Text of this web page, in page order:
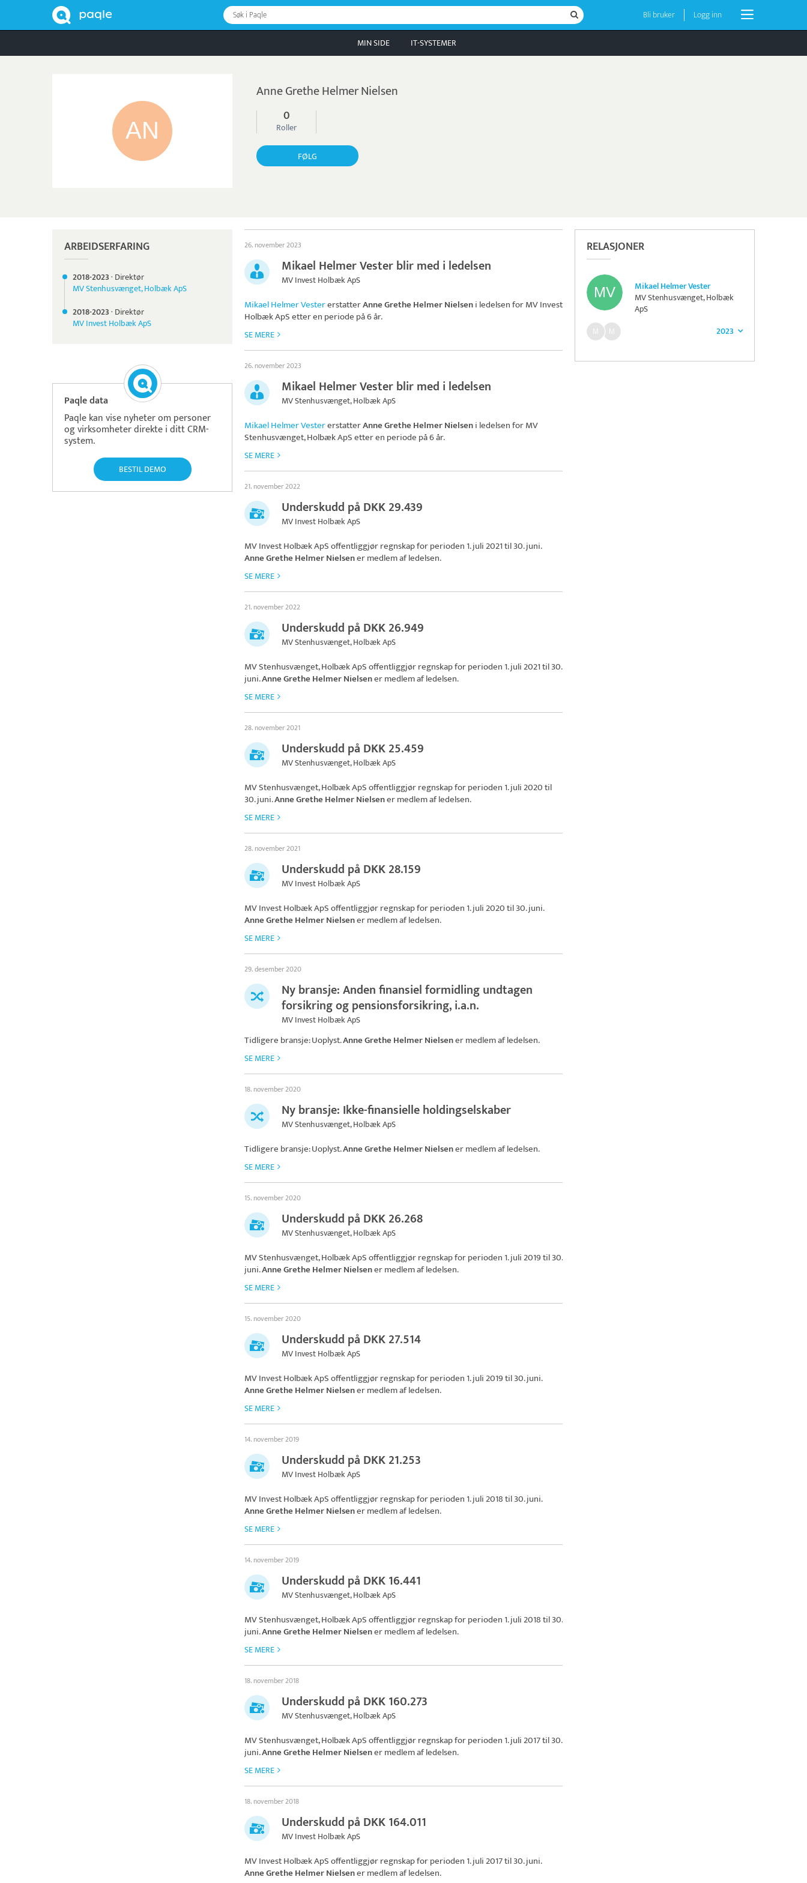
Bli bruker Logg inn
Søk i Paqle
MIN SIDE IT-SYSTEMER
Anne Grethe Helmer Nielsen
0
Roller
FØLG
RELASJONER
Mikael Helmer Vester
MV Stenhusvænget, Holbæk
ApS
2023
ARBEIDSERFARING
2018-2023· Direktør
MV Stenhusvænget, Holbæk ApS
2018-2023· Direktør
MV Invest Holbæk ApS
Paqle data
Paqle kan vise nyheter om personer
og virksomheter direkte i ditt CRM-
system.
BESTIL DEMO
26. november 2023
Mikael Helmer Vester blir med i ledelsen
MV Invest Holbæk ApS
Mikael Helmer VestererstatterAnne Grethe Helmer Nielseni ledelsen forMV Invest
Holbæk ApSetter en periode på 6 år.
SE MERE
26. november 2023
Mikael Helmer Vester blir med i ledelsen
MV Stenhusvænget, Holbæk ApS
Mikael Helmer VestererstatterAnne Grethe Helmer Nielseni ledelsen forMV
Stenhusvænget, Holbæk ApSetter en periode på 6 år.
SE MERE
21. november 2022
Underskudd på DKK 29.439
MV Invest Holbæk ApS
MV Invest Holbæk ApSoffentliggjør regnskap for perioden 1. juli 2021 til 30. juni.
Anne Grethe Helmer Nielsener medlem af ledelsen.
SE MERE
21. november 2022
Underskudd på DKK 26.949
MV Stenhusvænget, Holbæk ApS
MV Stenhusvænget, Holbæk ApSoffentliggjør regnskap for perioden 1. juli 2021 til 30.
juni.Anne Grethe Helmer Nielsener medlem af ledelsen.
SE MERE
28. november 2021
Underskudd på DKK 25.459
MV Stenhusvænget, Holbæk ApS
MV Stenhusvænget, Holbæk ApSoffentliggjør regnskap for perioden 1. juli 2020 til
30. juni.Anne Grethe Helmer Nielsener medlem af ledelsen.
SE MERE
28. november 2021
Underskudd på DKK 28.159
MV Invest Holbæk ApS
MV Invest Holbæk ApSoffentliggjør regnskap for perioden 1. juli 2020 til 30. juni.
Anne Grethe Helmer Nielsener medlem af ledelsen.
SE MERE
29. desember 2020
Ny bransje: Anden finansiel formidling undtagen
forsikring og pensionsforsikring, i.a.n.
MV Invest Holbæk ApS
Tidligere bransje: Uoplyst.Anne Grethe Helmer Nielsener medlem af ledelsen.
SE MERE
18. november 2020
Ny bransje: Ikke-finansielle holdingselskaber
MV Stenhusvænget, Holbæk ApS
Tidligere bransje: Uoplyst.Anne Grethe Helmer Nielsener medlem af ledelsen.
SE MERE
15. november 2020
Underskudd på DKK 26.268
MV Stenhusvænget, Holbæk ApS
MV Stenhusvænget, Holbæk ApSoffentliggjør regnskap for perioden 1. juli 2019 til 30.
juni.Anne Grethe Helmer Nielsener medlem af ledelsen.
SE MERE
15. november 2020
Underskudd på DKK 27.514
MV Invest Holbæk ApS
MV Invest Holbæk ApSoffentliggjør regnskap for perioden 1. juli 2019 til 30. juni.
Anne Grethe Helmer Nielsener medlem af ledelsen.
SE MERE
14. november 2019
Underskudd på DKK 21.253
MV Invest Holbæk ApS
MV Invest Holbæk ApSoffentliggjør regnskap for perioden 1. juli 2018 til 30. juni.
Anne Grethe Helmer Nielsener medlem af ledelsen.
SE MERE
14. november 2019
Underskudd på DKK 16.441
MV Stenhusvænget, Holbæk ApS
MV Stenhusvænget, Holbæk ApSoffentliggjør regnskap for perioden 1. juli 2018 til 30.
juni.Anne Grethe Helmer Nielsener medlem af ledelsen.
SE MERE
18. november 2018
Underskudd på DKK 160.273
MV Stenhusvænget, Holbæk ApS
MV Stenhusvænget, Holbæk ApSoffentliggjør regnskap for perioden 1. juli 2017 til 30.
juni.Anne Grethe Helmer Nielsener medlem af ledelsen.
SE MERE
18. november 2018
Underskudd på DKK 164.011
MV Invest Holbæk ApS
MV Invest Holbæk ApSoffentliggjør regnskap for perioden 1. juli 2017 til 30. juni.
Anne Grethe Helmer Nielsener medlem af ledelsen.